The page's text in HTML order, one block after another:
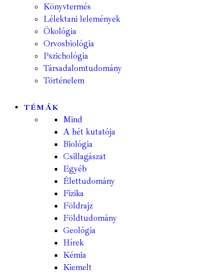
Könyvtermés
Lélektani lelemények
Ökológia
Orvosbiológia
Pszichológia
Társadalomtudomány
Történelem
TÉMÁK
Mind
A hét kutatója
Biológia
Csillagászat
Egyéb
Élettudomány
Fizika
Földrajz
Földtudomány
Geológia
Hírek
Kémia
Kiemelt